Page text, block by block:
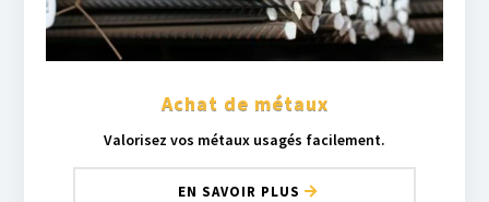
Achat de métaux
Valorisez vos métaux usagés facilement.
EN SAVOIR PLUS